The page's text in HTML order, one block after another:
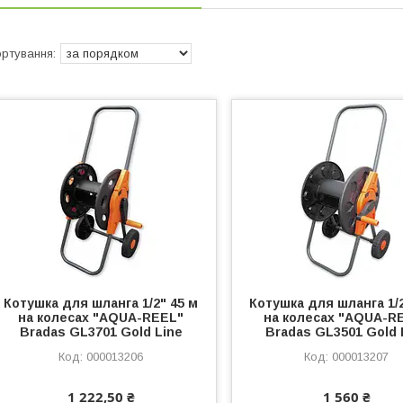
Котушка для шланга 1/2" 45 м
на колесах "AQUA-REEL"
Bradas GL3701 Gold Line
000013206
1 222,50 ₴
Котушка для шланга 1/
на колесах "AQUA-
Bradas GL3501 Gold
000013207
1 560 ₴